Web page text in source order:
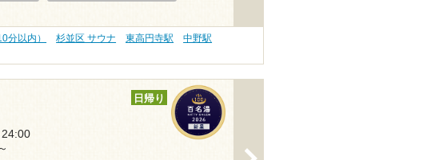
分以内） 杉並区 サウナ 東高円寺駅
中野駅
日帰り